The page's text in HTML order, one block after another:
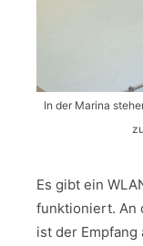
In der Marina
Es gibt ein
funktioniert. An
ist der